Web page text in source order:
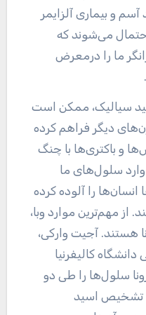
و بیماری آلزایمر
می‌شوند که
ما را درمعرض
سیالیک، ممکن است
دیگر فراهم کرده
و باکتری‌ها با چنگ
سلول‌های ما
انسان‌ها را آلوده کرده
از مهم‌ترین موارد وبا،
هستند. آجیت وارکی،
کالیفرنیا
سلول‌ها را طی دو
تشخیص اسید